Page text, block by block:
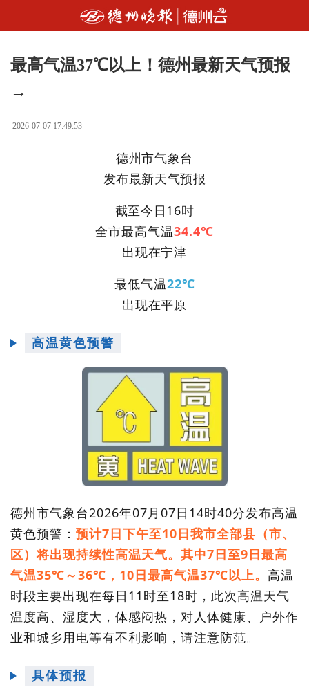
最高气温37℃以上！德州最新天气预报
→
2026-07-07 17:49:53
德州市气象台
发布最新天气预报
截至今日16时
全市最高气温34.4℃
出现在宁津
最低气温22℃
出现在平原
高温黄色预警
德州市气象台2026年07月07日14时40分发布高温
黄色预警： 预计7日下午至10日我市全部县（市、
区）将出现持续性高温天气。其中7日至9日最高
气温35℃～36℃，10日最高气温37℃以上。 高温
时段主要出现在每日11时至18时，此次高温天气
温度高、湿度大，体感闷热，对人体健康、户外作
业和城乡用电等有不利影响，请注意防范。
具体预报